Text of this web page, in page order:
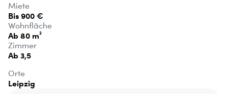
Miete
Bis 900 €
Wohnfläche
Ab 80 m²
Zimmer
Ab 3,5
Orte
Leipzig